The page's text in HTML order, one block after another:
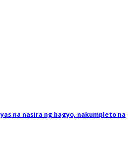
na nasira ng bagyo, nakumpleto na